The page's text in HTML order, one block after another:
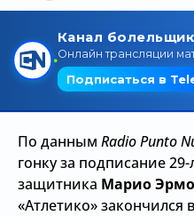
По данным Radio Punto
гонку за подписание
защитника Марио
«Атлетико» закончился
Поиск по сайту
Трансляции
О сайте
Контакты